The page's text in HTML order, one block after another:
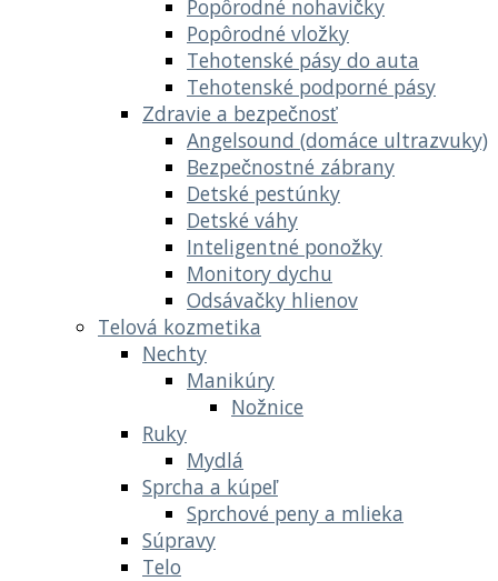
Popôrodné nohavičky
Popôrodné vložky
Tehotenské pásy do auta
Tehotenské podporné pásy
Zdravie a bezpečnosť
Angelsound (domáce ultrazvuky)
Bezpečnostné zábrany
Detské pestúnky
Detské váhy
Inteligentné ponožky
Monitory dychu
Odsávačky hlienov
Telová kozmetika
Nechty
Manikúry
Nožnice
Ruky
Mydlá
Sprcha a kúpeľ
Sprchové peny a mlieka
Súpravy
Telo